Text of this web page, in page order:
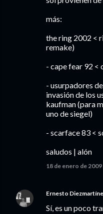
más:
the ring 2002 <
remake)
- cape fear 92 <
- usurpadores
invasión de los
kaufman (para
uno de siegel)
- scarface 83 <
saludos | alón
18 de enero de 2009
Ernesto
Sí, es un poco